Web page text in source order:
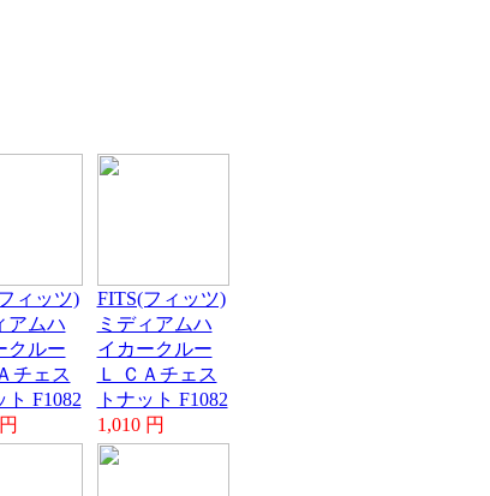
ィッツ)
アムハ
クルー
チェス
ト F1082
FITS(フィッツ)
ミディアムハ
イカークルー
Ｌ ＣＡチェス
トナット F1082
1,010 円